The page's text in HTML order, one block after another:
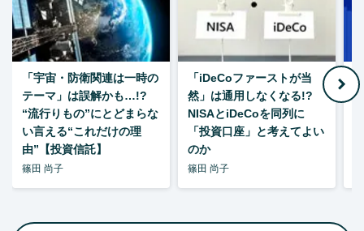
「宇宙・防衛関連は一時の
テーマ」は誤解かも…!?
“流行りもの”にとどまらな
い言える“これだけの理
由”【投資信託】
篠田 尚子
「iDeCoファーストが当
然」は通用しなくなる!?
NISAとiDeCoを同列に
「投資口座」と考えてよい
のか
篠田 尚子